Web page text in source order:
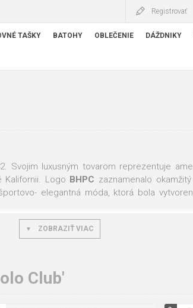
Registrovať
TAŠKY BATOHY OBLEČENIE DÁŽDNIKY
Svojim luxusným tovarom reprezentuje
Kalifornii. Logo BHPC zaznamenalo
elegantná móda, ktorá bola
kufre na kolieskach
alebo z materiálu textilného, ktoré sa
súpravy, do oka Vám môže padnúť tiež
ZOBRAZIŤ VIAC
Club'